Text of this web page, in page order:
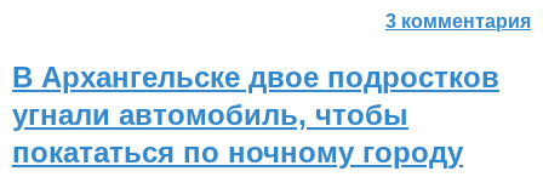
3 комментария
В Архангельске двое подростков
угнали автомобиль, чтобы
покататься по ночному городу